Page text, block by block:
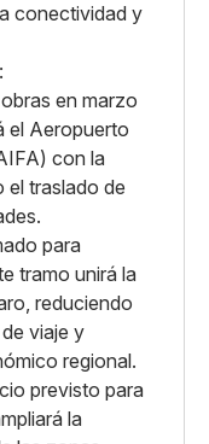
conectividad y
en marzo
el Aeropuerto
con la
el traslado de
para
tramo unirá la
reduciendo
viaje y
regional.
previsto para
la